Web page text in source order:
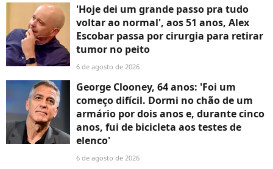
'Hoje dei um grande passo pra tudo
voltar ao normal', aos 51 anos, Alex
Escobar passa por cirurgia para retirar
tumor no peito
6 de agosto de 2026
George Clooney, 64 anos: 'Foi um
começo difícil. Dormi no chão de um
armário por dois anos e, durante cinco
anos, fui de bicicleta aos testes de
elenco'
6 de agosto de 2026